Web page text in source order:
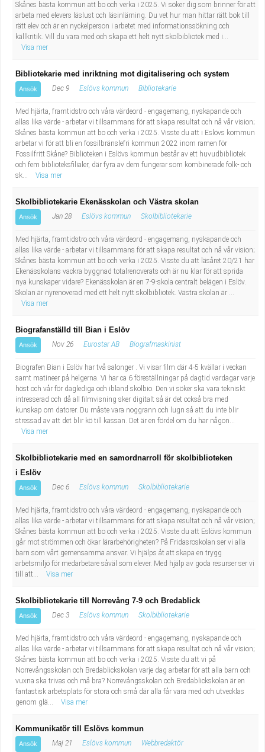
Skånes bästa kommun att bo och verka i 2025. Vi söker dig som brinner för att
arbeta med elevers läslust och läsinlärning. Du vet hur man hittar rätt bok till
rätt elev och är en nyckelperson i arbetet med informationssökning och
källkritik. Vill du vara med och skapa ett helt nytt skolbibliotek med i...
Visa mer
Bibliotekarie med inriktning mot digitalisering och system
Ansök Dec 9 Eslövs kommun Bibliotekarie
Med hjärta, framtidstro och våra värdeord - engagemang, nyskapande och
allas lika värde - arbetar vi tillsammans för att skapa resultat och nå vår vision;
Skånes bästa kommun att bo och verka i 2025. Visste du att i Eslövs kommun
arbetar vi för att bli en fossilbränslefri kommun 2022 inom ramen för
Fossilfritt Skåne? Biblioteken i Eslövs kommun består av ett huvudbibliotek
och fem biblioteksfilialer, där fyra av dem fungerar som kombinerade folk- och
sk...
Visa mer
Skolbibliotekarie Ekenässkolan och Västra skolan
Ansök Jan 28 Eslövs kommun Skolbibliotekarie
Med hjärta, framtidstro och våra värdeord - engagemang, nyskapande och
allas lika värde - arbetar vi tillsammans för att skapa resultat och nå vår vision;
Skånes bästa kommun att bo och verka i 2025. Visste du att läsåret 20/21 har
Ekenässkolans vackra byggnad totalrenoverats och är nu klar för att sprida
nya kunskaper vidare? Ekenässkolan är en 7-9-skola centralt belägen i Eslöv.
Skolan är nyrenoverad med ett helt nytt skolbibliotek. Västra skolan är ...
Visa mer
Biografanställd till Bian i Eslöv
Ansök Nov 26 Eurostar AB Biografmaskinist
Biografen Bian i Eslöv har två salonger . Vi visar film där 4-5 kvällar i veckan
samt matineer på helgerna. Vi har ca 6 föreställningar på dagtid vardagar varje
höst och vår för daglediga och ibland skolbio. Den vi söker ska vara tekniskt
intresserad och då all filmvisning sker digitalt så är det också bra med
kunskap om datorer. Du måste vara noggrann och lugn så att du inte blir
stressad av att det blir kö till kassan. Det är en fördel om du har någon...
Visa mer
Skolbibliotekarie med en samordnarroll för skolbiblioteken
i Eslöv
Ansök Dec 6 Eslövs kommun Skolbibliotekarie
Med hjärta, framtidstro och våra värdeord - engagemang, nyskapande och
allas lika värde - arbetar vi tillsammans för att skapa resultat och nå vår vision;
Skånes bästa kommun att bo och verka i 2025. Visste du att Eslövs kommun
går mot strömmen och ökar lärarbehörigheten? På Fridasroskolan ser vi alla
barn som vårt gemensamma ansvar. Vi hjälps åt att skapa en trygg
arbetsmiljö för medarbetare såväl som elever. Med hjälp av goda resurser ser vi
till att...
Visa mer
Skolbibliotekarie till Norrevång 7-9 och Bredablick
Ansök Dec 3 Eslövs kommun Skolbibliotekarie
Med hjärta, framtidstro och våra värdeord - engagemang, nyskapande och
allas lika värde - arbetar vi tillsammans för att skapa resultat och nå vår vision;
Skånes bästa kommun att bo och verka i 2025. Visste du att vi på
Norrevångsskolan och Bredablickskolan varje dag arbetar för att alla barn och
vuxna ska trivas och må bra? Norrevångsskolan och Bredablickskolan är en
fantastisk arbetsplats för stora och små där alla får vara med och utvecklas
genom glä...
Visa mer
Kommunikatör till Eslövs kommun
Ansök Maj 21 Eslövs kommun Webbredaktör